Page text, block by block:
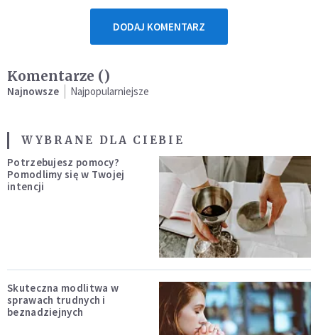
DODAJ KOMENTARZ
Komentarze ()
Najnowsze Najpopularniejsze
WYBRANE DLA CIEBIE
Potrzebujesz pomocy?
Pomodlimy się w Twojej
intencji
Skuteczna modlitwa w
sprawach trudnych i
beznadziejnych